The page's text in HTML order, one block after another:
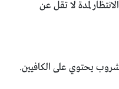
لمدة لا تقل عن